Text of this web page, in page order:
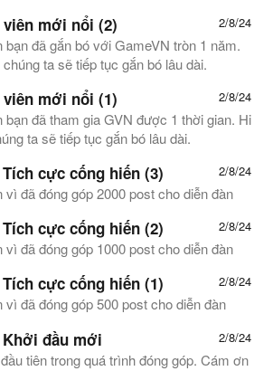
2/8/24
viên mới nổi (2)
bạn đã gắn bó với GameVN tròn 1 năm.
ta sẽ tiếp tục gắn bó lâu dài.
2/8/24
viên mới nổi (1)
bạn đã tham gia GVN được 1 thời gian. Hi
ta sẽ tiếp tục gắn bó lâu dài.
2/8/24
cực cống hiến (3)
vì đã đóng góp 2000 post cho diễn đàn
2/8/24
cực cống hiến (2)
vì đã đóng góp 1000 post cho diễn đàn
2/8/24
cực cống hiến (1)
vì đã đóng góp 500 post cho diễn đàn
2/8/24
đầu mới
tiên trong quá trình đóng góp. Cám ơn